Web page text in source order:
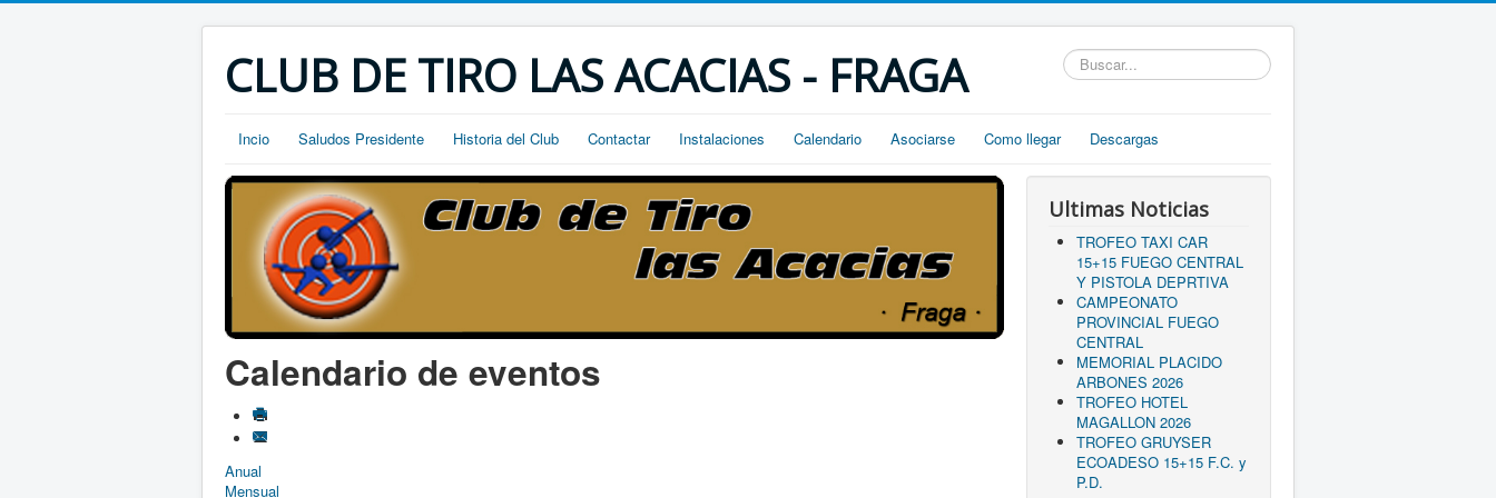
CLUB DE TIRO LAS ACACIAS - FRAGA Buscar...
Incio Saludos Presidente Historia del Club Contactar Instalaciones Calendario Asociarse Como llegar Descargas
Calendario de eventos
Anual
Mensual
Ultimas Noticias
TROFEO TAXI CAR
15+15 FUEGO CENTRAL
Y PISTOLA DEPRTIVA
CAMPEONATO
PROVINCIAL FUEGO
CENTRAL
MEMORIAL PLACIDO
ARBONES 2026
TROFEO HOTEL
MAGALLON 2026
TROFEO GRUYSER
ECOADESO 15+15 F.C. y
P.D.